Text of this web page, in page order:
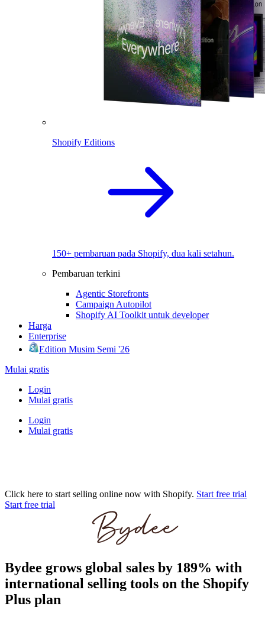
Shopify Editions
150+ pembaruan pada Shopify, dua kali setahun.
Pembaruan terkini
Agentic Storefronts
Campaign Autopilot
Shopify AI Toolkit untuk developer
Harga
Enterprise
Edition Musim Semi '26
Mulai gratis
Login
Mulai gratis
Login
Mulai gratis
Click here to start selling online now with Shopify. Start free trial
Start free trial
Bydee grows global sales by 189% with
international selling tools on the Shopify
Plus plan